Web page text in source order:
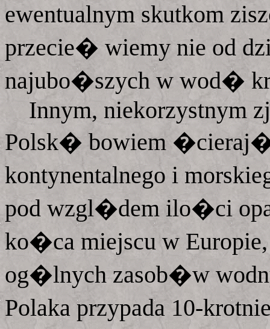
ewentualnym skutkom
przecie� wiemy nie od
najubo�szych w wod�
Innym, niekorzystnym
Polsk� bowiem
kontynentalnego i
pod wzgl�dem ilo�ci
ko�ca miejscu w
og�lnych zasob�w
Polaka przypada 10-